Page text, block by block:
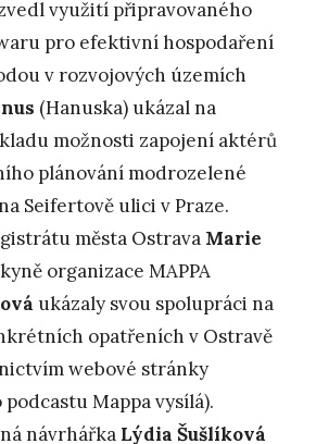
využití připravovaného
pro efektivní hospodaření
v rozvojových územích
(Hanuska) ukázal na
možnosti zapojení aktérů
plánování modrozelené
Seifertově ulici v Praze.
města Ostrava Marie
organizace MAPPA
ukázaly svou spolupráci na
opatřeních v Ostravě
webové stránky
Mappa vysílá).
návrhářka Lýdia Šušlíková